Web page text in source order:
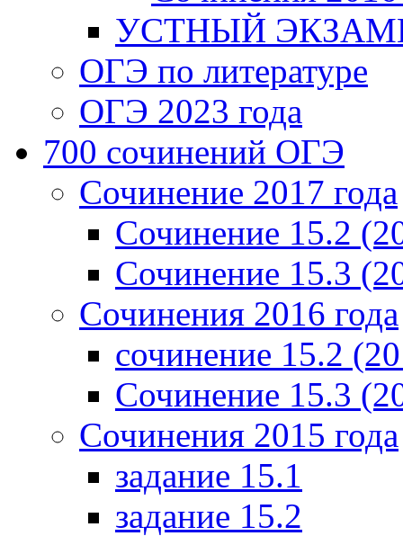
УСТНЫЙ
ОГЭ по литературе
ОГЭ 2023 года
700 cочинений ОГЭ
Сочинение 2017 года
Сочинение 15.2
Сочинение 15.3
Сочинения 2016 года
сочинение 15.2
Сочинение 15.3
Сочинения 2015 года
задание 15.1
задание 15.2